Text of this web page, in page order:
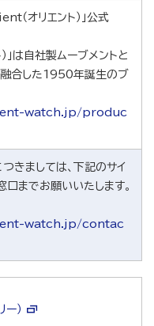
（オリエント）」公式
」は自社製ムーブメントと
合した1950年誕生のブ
watch.jp/produc
きましては、下記のサイ
口までお願いいたします。
watch.jp/contac
）